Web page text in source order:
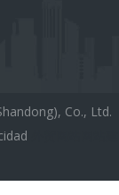
Co., Ltd.